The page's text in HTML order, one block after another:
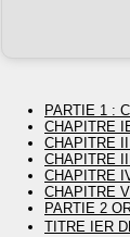
PARTIE 1 :
CHAPITRE
CHAPITRE
CHAPITRE
CHAPITRE
CHAPITRE
PARTIE 2
TITRE IER